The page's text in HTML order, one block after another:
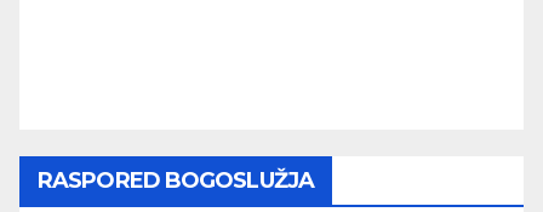
RASPORED BOGOSLUŽJA